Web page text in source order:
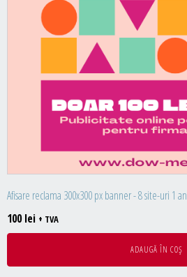
Afisare reclama 300x300 px banner - 8 site-uri 1 an
100lei + TVA
ADAUGĂ ÎN COȘ